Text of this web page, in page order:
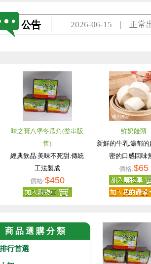
公告
2026-06-15 | 正常
味之寶八堡冬瓜角(整串販
售)
經典飲品.美味不死甜.傳統
工法製成
價格:$450
鮮奶饅頭
新鮮的牛乳.濃郁
密的口感回味
價格:$65
商 品 選 購 分 類
行首選